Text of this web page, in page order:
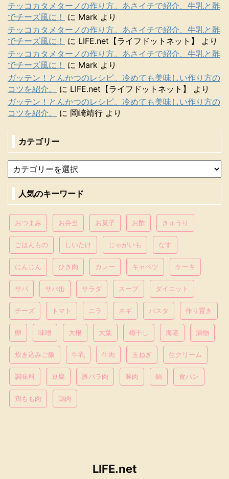
チッコカタメターノの作り方。あさイチで紹介、牛乳と酢
でチーズ風に！
に Mark より
チッコカタメターノの作り方。あさイチで紹介、牛乳と酢
でチーズ風に！
に LIFE.net【ライフドットネット】
より
チッコカタメターノの作り方。あさイチで紹介、牛乳と酢
でチーズ風に！
に Mark より
ガッテン！とんかつのレシピ。冷めても美味しい作り方の
コツを紹介。
に LIFE.net【ライフドットネット】
より
ガッテン！とんかつのレシピ。冷めても美味しい作り方の
コツを紹介。
に 岡崎靖行 より
カテゴリー
人気のキーワード
おつまみ お弁当 お菓子 お酢 きゅうり
ごはんもの しいたけ じゃがいも なす
にんじん ひき肉 カレー キャベツ ケーキ
サバ サバ缶 サラダ スープ ダイエット
チーズ トマト ニラ ネギ パスタ 作り置き
卵 味噌 大根 大葉 梅干し 海老 漬物
炊き込みご飯 牛乳 牛肉 玉ねぎ 生クリーム
調味料 豆腐 豚バラ肉 豚肉 鍋 食パン
鶏もも肉 鶏肉
LIFE.net